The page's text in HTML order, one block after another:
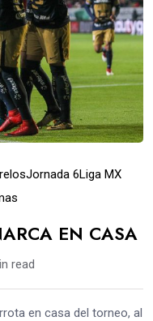
Jornada 6Liga MX
EN CASA
read
en casa del torneo, al